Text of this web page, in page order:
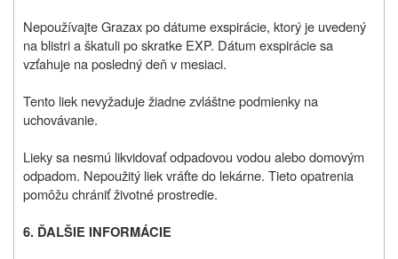
Nepoužívajte Grazax po dátume exspirácie, ktorý je uvedený
na blistri a škatuli po skratke EXP. Dátum exspirácie sa
vzťahuje na posledný deň v mesiaci.
Tento liek nevyžaduje žiadne zvláštne podmienky na
uchovávanie.
Lieky sa nesmú likvidovať odpadovou vodou alebo domovým
odpadom. Nepoužitý liek vráťte do lekárne. Tieto opatrenia
pomôžu chrániť životné prostredie.
6. ĎALŠIE INFORMÁCIE